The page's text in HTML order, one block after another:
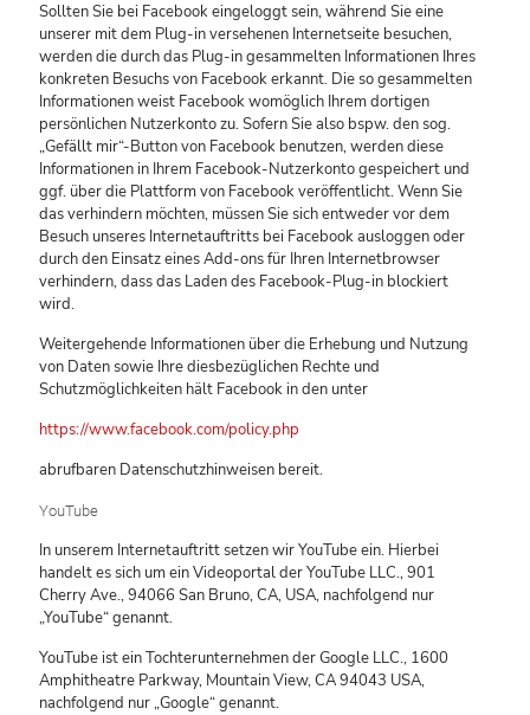
Sollten Sie bei Facebook eingeloggt sein, während Sie eine
unserer mit dem Plug-in versehenen Internetseite besuchen,
werden die durch das Plug-in gesammelten Informationen Ihres
konkreten Besuchs von Facebook erkannt. Die so gesammelten
Informationen weist Facebook womöglich Ihrem dortigen
persönlichen Nutzerkonto zu. Sofern Sie also bspw. den sog.
„Gefällt mir“-Button von Facebook benutzen, werden diese
Informationen in Ihrem Facebook-Nutzerkonto gespeichert und
ggf. über die Plattform von Facebook veröffentlicht. Wenn Sie
das verhindern möchten, müssen Sie sich entweder vor dem
Besuch unseres Internetauftritts bei Facebook ausloggen oder
durch den Einsatz eines Add-ons für Ihren Internetbrowser
verhindern, dass das Laden des Facebook-Plug-in blockiert
wird.
Weitergehende Informationen über die Erhebung und Nutzung
von Daten sowie Ihre diesbezüglichen Rechte und
Schutzmöglichkeiten hält Facebook in den unter
https://www.facebook.com/policy.php
abrufbaren Datenschutzhinweisen bereit.
YouTube
In unserem Internetauftritt setzen wir YouTube ein. Hierbei
handelt es sich um ein Videoportal der YouTube LLC., 901
Cherry Ave., 94066 San Bruno, CA, USA, nachfolgend nur
„YouTube“ genannt.
YouTube ist ein Tochterunternehmen der Google LLC., 1600
Amphitheatre Parkway, Mountain View, CA 94043 USA,
nachfolgend nur „Google“ genannt.